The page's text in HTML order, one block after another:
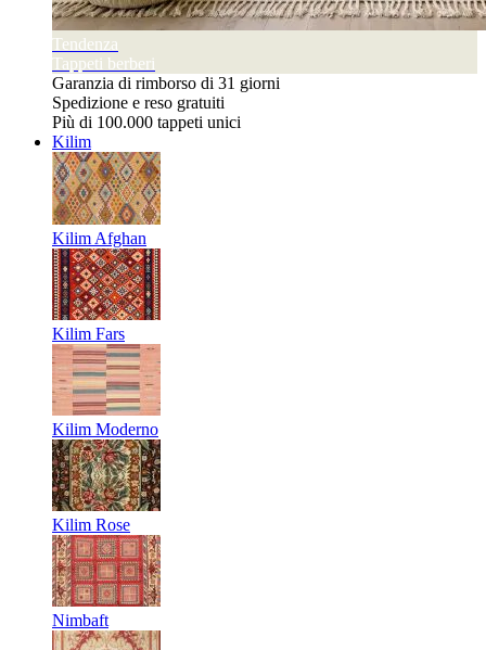
Tendenza
Tappeti berberi
Garanzia di rimborso di 31 giorni
Spedizione e reso gratuiti
Più di 100.000 tappeti unici
Kilim
Kilim Afghan
Kilim Fars
Kilim Moderno
Kilim Rose
Nimbaft